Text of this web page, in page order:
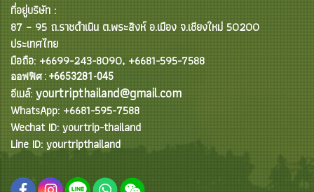
ที่อยู่บริษัท :
87 – 95 ถ.ราชดำเนิน ต.พระสิงห์ อ.เมือง จ.เชียงใหม่ 50200
ประเทศไทย
มือถือ: +6699-243-8090, +6681-595-7588
ออฟฟิศ : +6653281-045
อีเมล์: yourtripthailand@gmail.com
WhatsApp: +6681-595-7588
Wechat ID: yourtrip-thailand
Line ID: yourtripthailand